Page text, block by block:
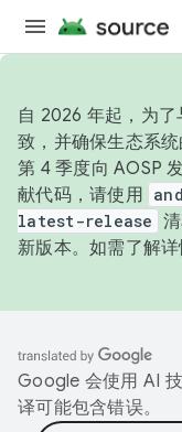
自 2026 年起，为
致，并确保生态系
第 4 季度向 AOSP
献代码，请使用
latest-release
新版本。如需了解
Google 会使用 AI
译可能包含错误。